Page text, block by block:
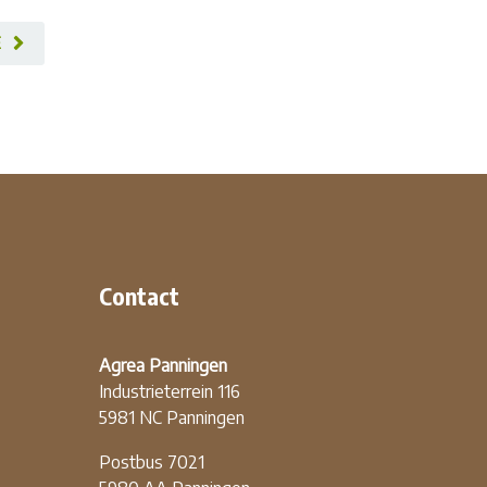
Contact
Agrea Panningen
Industrieterrein 116
5981 NC Panningen
Postbus 7021